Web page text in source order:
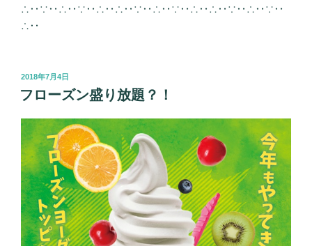
∴‥∵‥∴‥∵‥∴‥∴‥∵‥∴‥∵‥∴‥∴‥∵‥∴‥∵‥
∴‥
投
稿
日:
2018年7月4日
フローズン盛り放題？！